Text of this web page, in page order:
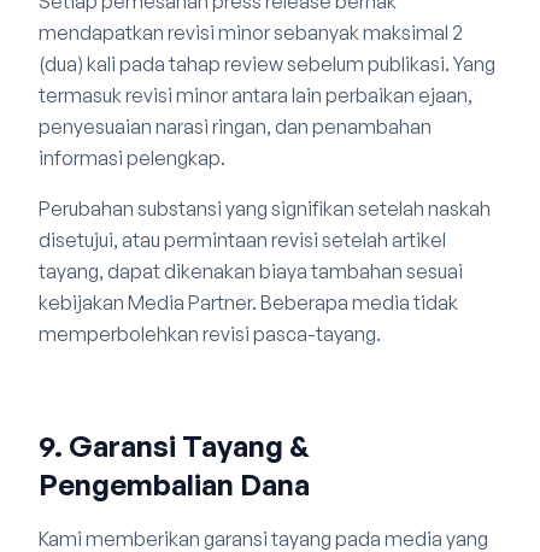
mendapatkan revisi minor sebanyak maksimal 2
(dua) kali pada tahap review sebelum publikasi. Yang
termasuk revisi minor antara lain perbaikan ejaan,
penyesuaian narasi ringan, dan penambahan
informasi pelengkap.
Perubahan substansi yang signifikan setelah naskah
disetujui, atau permintaan revisi setelah artikel
tayang, dapat dikenakan biaya tambahan sesuai
kebijakan Media Partner. Beberapa media tidak
memperbolehkan revisi pasca-tayang.
9. Garansi Tayang &
Pengembalian Dana
Kami memberikan garansi tayang pada media yang